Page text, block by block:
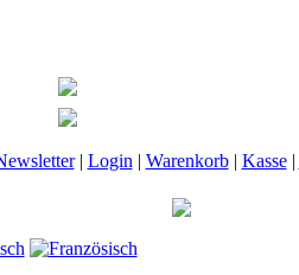
| Login | Warenkorb| Kasse|